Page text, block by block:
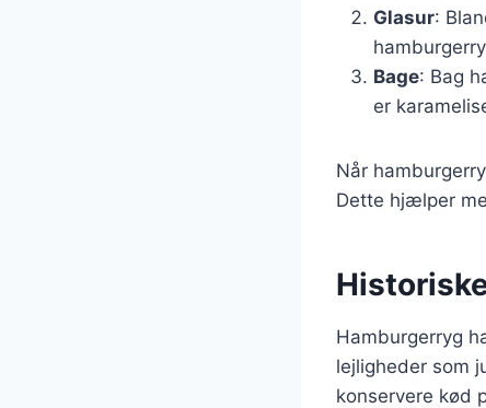
Glasur:
Bage: Bag
er
Når
Dette hjælper
Hamburgerryg
lejligheder som
konservere kød